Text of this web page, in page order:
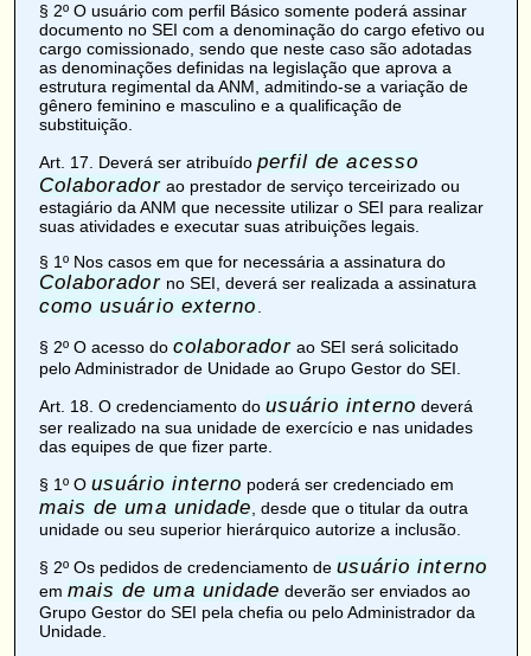
§ 2º O usuário com perfil Básico somente poderá assinar
documento no SEI com a denominação do cargo efetivo ou
cargo comissionado, sendo que neste caso são adotadas
as denominações definidas na legislação que aprova a
estrutura regimental da ANM, admitindo-se a variação de
gênero feminino e masculino e a qualificação de
substituição.
Art. 17. Deverá ser atribuído perfil de acesso
Colaboradorao prestador de serviço terceirizado ou
estagiário da ANM que necessite utilizar o SEI para realizar
suas atividades e executar suas atribuições legais.
§ 1º Nos casos em que for necessária a assinatura do
Colaboradorno SEI, deverá ser realizada a assinatura
como usuário externo.
§ 2º O acesso do colaboradorao SEI será solicitado
pelo Administrador de Unidade ao Grupo Gestor do SEI.
Art. 18. O credenciamento do usuário interno deverá
ser realizado na sua unidade de exercício e nas unidades
das equipes de que fizer parte.
§ 1º O usuário interno poderá ser credenciado em
mais de uma unidade, desde que o titular da outra
unidade ou seu superior hierárquico autorize a inclusão.
§ 2º Os pedidos de credenciamento de usuário interno
em mais de uma unidade deverão ser enviados ao
Grupo Gestor do SEI pela chefia ou pelo Administrador da
Unidade.